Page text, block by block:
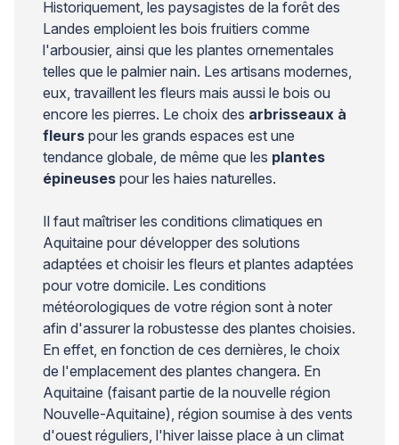
Historiquement, les paysagistes de la forêt des
Landes emploient les bois fruitiers comme
l'arbousier, ainsi que les plantes ornementales
telles que le palmier nain. Les artisans modernes,
eux, travaillent les fleurs mais aussi le bois ou
encore les pierres. Le choix des arbrisseaux à
fleurs pour les grands espaces est une
tendance globale, de même que les plantes
épineuses pour les haies naturelles.
Il faut maîtriser les conditions climatiques en
Aquitaine pour développer des solutions
adaptées et choisir les fleurs et plantes adaptées
pour votre domicile. Les conditions
météorologiques de votre région sont à noter
afin d'assurer la robustesse des plantes choisies.
En effet, en fonction de ces dernières, le choix
de l'emplacement des plantes changera. En
Aquitaine (faisant partie de la nouvelle région
Nouvelle-Aquitaine), région soumise à des vents
d'ouest réguliers, l'hiver laisse place à un climat